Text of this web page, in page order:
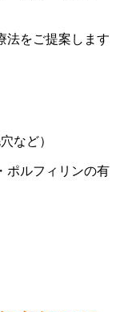
法をご提案します
など）
ポルフィリンの有